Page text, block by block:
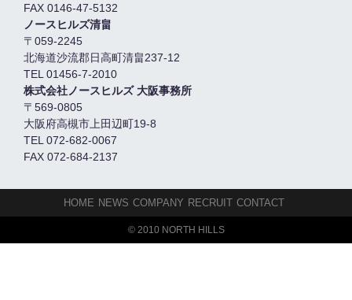
FAX 0146-47-5132
ノースヒルズ清畠
〒059-2245
北海道沙流郡日高町清畠237-12
TEL 01456-7-2010
株式会社ノースヒルズ 大阪事務所
〒569-0805
大阪府高槻市上田辺町19-8
TEL 072-682-0067
FAX 072-684-2137
HOME NEWS COMPANY RECRUIT CONTACT
© 2010 NORTH HILLS